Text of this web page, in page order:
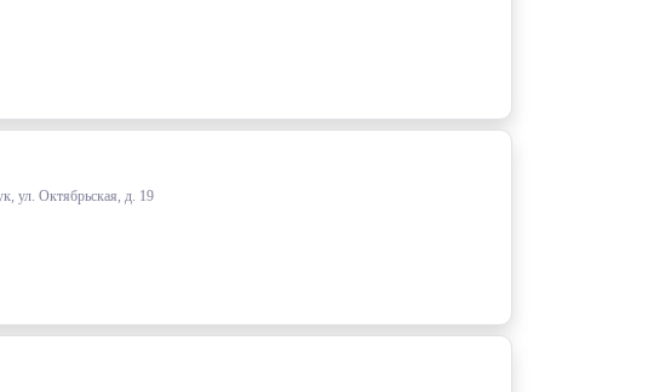
ул. Октябрьская, д. 19